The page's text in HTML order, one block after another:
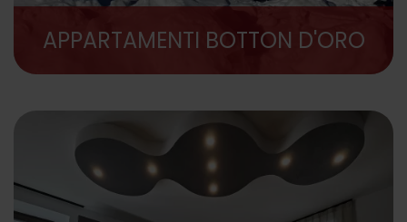
APPARTAMENTI BOTTON D'ORO